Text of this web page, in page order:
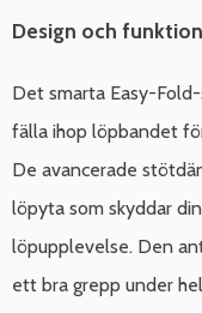
Design och
Det smarta Easy-
fälla ihop löpbandet
De avancerade
löpyta som skyddar
löpupplevelse. Den
ett bra grepp under